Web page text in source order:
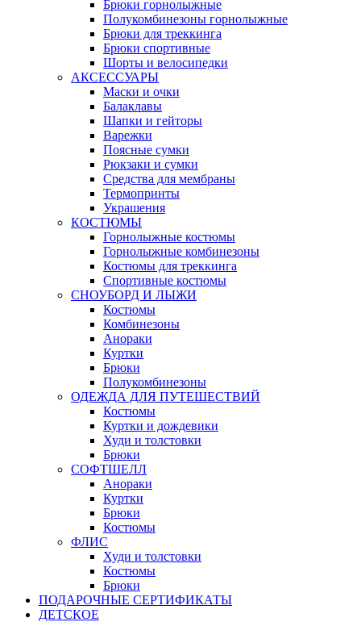
Брюки горнолыжные
Полукомбинезоны горнолыжные
Брюки для треккинга
Брюки спортивные
Шорты и велосипедки
АКСЕССУАРЫ
Маски и очки
Балаклавы
Шапки и гейторы
Варежки
Поясные сумки
Рюкзаки и сумки
Средства для мембраны
Термопринты
Украшения
КОСТЮМЫ
Горнолыжные костюмы
Горнолыжные комбинезоны
Костюмы для треккинга
Спортивные костюмы
СНОУБОРД И ЛЫЖИ
Костюмы
Комбинезоны
Анораки
Куртки
Брюки
Полукомбинезоны
ОДЕЖДА ДЛЯ ПУТЕШЕСТВИЙ
Костюмы
Куртки и дождевики
Худи и толстовки
Брюки
СОФТШЕЛЛ
Анораки
Куртки
Брюки
Костюмы
ФЛИС
Худи и толстовки
Костюмы
Брюки
ПОДАРОЧНЫЕ СЕРТИФИКАТЫ
ДЕТСКОЕ